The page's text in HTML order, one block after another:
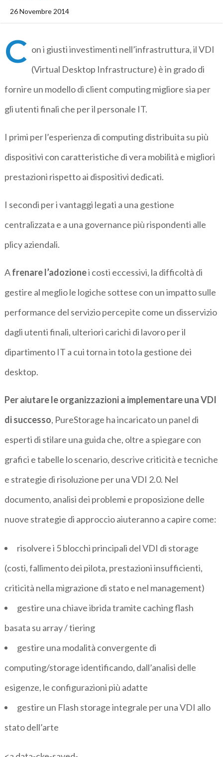
26 Novembre 2014
C on i giusti investimenti nell’infrastruttura, il VDI
(Virtual Desktop Infrastructure) è in grado di
fornire un modello di client computing migliore sia per
gli utenti finali che per il personale IT.
I primi per l’esperienza di computing distribuita su più
dispositivi con caratteristiche di vera mobilità e migliori
prestazioni rispetto ai dispositivi dedicati.
I secondi per i vantaggi legati a una gestione
centralizzata e a una governance più rispondenti alle
plicy aziendali.
Afrenare l’adozionei costi eccessivi, la difficoltà di
gestire al meglio le logiche sottese con un impatto sulle
performance del servizio percepite come un disservizio
dagli utenti finali, ulteriori carichi di lavoro per il
dipartimento IT a cui torna in toto la gestione dei
desktop.
Per aiutare le organizzazioni a implementare una VDI
di successo, PureStorage ha incaricato un panel di
esperti di stilare una guida che, oltre a spiegare con
grafici e tabelle lo scenario, descrive criticità e tecniche
e strategie di risoluzione per una VDI 2.0. Nel
documento, analisi dei problemi e proposizione delle
nuove strategie di approccio aiuteranno a capire come:
risolvere i 5 blocchi principali del VDI di storage
(costi, fallimento dei pilota, prestazioni insufficienti,
criticità nella migrazione di stato e nel management)
gestire una chiave ibrida tramite caching flash
basata su array / tiering
gestire una modalità convergente di
computing/storage identificando, dall’analisi delle
esigenze, le configurazioni più adatte
gestire un Flash storage integrale per una VDI allo
stato dell’arte